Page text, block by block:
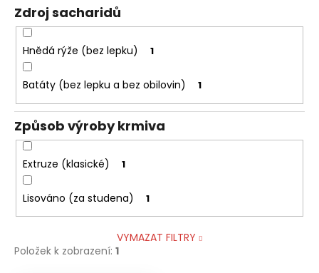
Zdroj sacharidů
Hnědá rýže (bez lepku) 1
Batáty (bez lepku a bez obilovin) 1
Způsob výroby krmiva
Extruze (klasické) 1
Lisováno (za studena) 1
VYMAZAT FILTRY
Položek k zobrazení: 1